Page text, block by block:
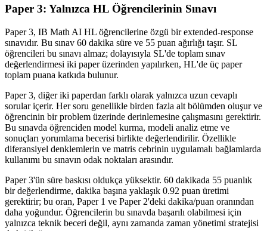
Paper 3: Yalnızca HL Öğrencilerinin Sınavı
Paper 3, IB Math AI HL öğrencilerine özgü bir extended-response
sınavıdır. Bu sınav 60 dakika süre ve 55 puan ağırlığı taşır. SL
öğrencileri bu sınavı almaz; dolayısıyla SL'de toplam sınav
değerlendirmesi iki paper üzerinden yapılırken, HL'de üç paper
toplam puana katkıda bulunur.
Paper 3, diğer iki paperdan farklı olarak yalnızca uzun cevaplı
sorular içerir. Her soru genellikle birden fazla alt bölümden oluşur ve
öğrencinin bir problem üzerinde derinlemesine çalışmasını gerektirir.
Bu sınavda öğrenciden model kurma, modeli analiz etme ve
sonuçları yorumlama becerisi birlikte değerlendirilir. Özellikle
diferansiyel denklemlerin ve matris cebrinin uygulamalı bağlamlarda
kullanımı bu sınavın odak noktaları arasındır.
Paper 3'ün süre baskısı oldukça yüksektir. 60 dakikada 55 puanlık
bir değerlendirme, dakika başına yaklaşık 0.92 puan üretimi
gerektirir; bu oran, Paper 1 ve Paper 2'deki dakika/puan oranından
daha yoğundur. Öğrencilerin bu sınavda başarılı olabilmesi için
yalnızca teknik beceri değil, aynı zamanda zaman yönetimi stratejisi